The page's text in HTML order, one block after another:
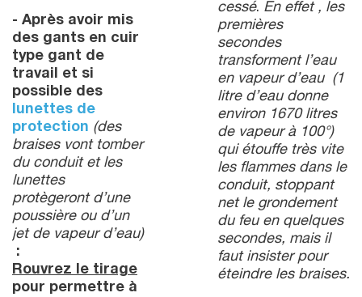
- Après avoir mis
des gants en cuir
type gant de
travail et si
possible des
lunettes de
protection (des
braises vont tomber
du conduit et les
lunettes
protègeront d’une
poussière ou d’un
jet de vapeur d’eau)
:
Rouvrez le tirage
pour permettre à
cessé. En effet , les
premières
secondes
transforment l’eau
en vapeur d’eau (1
litre d’eau donne
environ 1670 litres
de vapeur à 100°)
qui étouffe très vite
les flammes dans le
conduit, stoppant
net le grondement
du feu en quelques
secondes, mais il
faut insister pour
éteindre les braises.